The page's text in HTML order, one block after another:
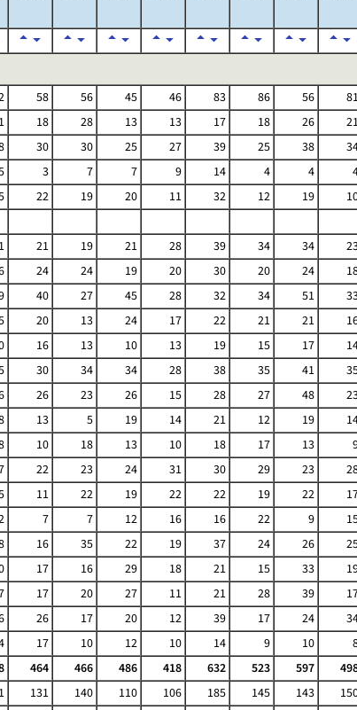
58 56 45 46 83 86 56
18 28 13 13 17 18 26
30 30 25 27 39 25 38
3 7 7 9 14 4 4
22 19 20 11 32 12 19
21 19 21 28 39 34 34
24 24 19 20 30 20 24
40 27 45 28 32 34 51
20 13 24 17 22 21 21
16 13 10 13 19 15 17
30 34 34 28 38 35 41
26 23 26 15 28 27 48
13 5 19 14 21 12 19
10 18 13 10 18 17 13
22 23 24 31 30 29 23
11 22 19 22 22 19 22
7 7 12 16 16 22 9
16 35 22 19 37 24 26
17 16 29 18 21 15 33
17 20 27 11 21 28 39
26 17 20 12 39 17 24
17 10 12 10 14 9 10
464 466 486 418 632 523 597
131 140 110 106 185 145 143